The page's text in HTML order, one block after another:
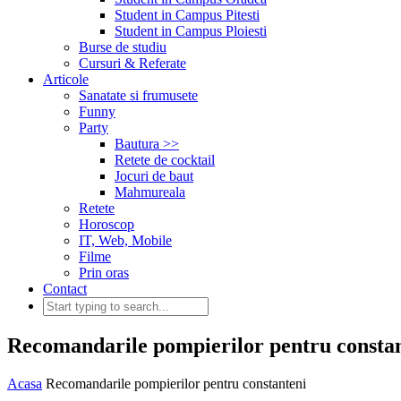
Student in Campus Pitesti
Student in Campus Ploiesti
Burse de studiu
Cursuri & Referate
Articole
Sanatate si frumusete
Funny
Party
Bautura >>
Retete de cocktail
Jocuri de baut
Mahmureala
Retete
Horoscop
IT, Web, Mobile
Filme
Prin oras
Contact
Recomandarile pompierilor pentru
Acasa Recomandarile pompierilor pentru constanteni